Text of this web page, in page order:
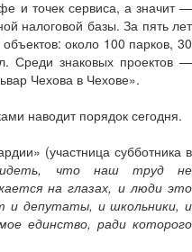
и точек сервиса, а значит —
налоговой базы. За пять лет
около 100 парков, 30
Среди знаковых проектов —
Чехова в Чехове».
наводит порядок сегодня.
(участница субботника в
что наш труд не
на глазах, и люди это
и депутаты, и школьники, и
единство, ради которого